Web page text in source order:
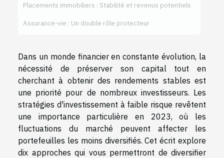
Placements immobiliers : Stabilité et revenus potentiels
Assurance-vie : Un double rôle protecteur
Dans un monde financier en constante évolution, la
nécessité de préserver son capital tout en
cherchant à obtenir des rendements stables est
une priorité pour de nombreux investisseurs. Les
stratégies d'investissement à faible risque revêtent
une importance particulière en 2023, où les
fluctuations du marché peuvent affecter les
portefeuilles les moins diversifiés. Cet écrit explore
dix approches qui vous permettront de diversifier